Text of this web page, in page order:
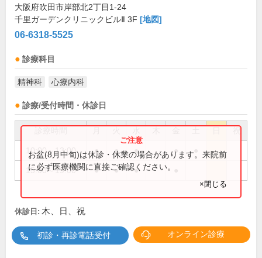
大阪府吹田市岸部北2丁目1-24
千里ガーデンクリニックビルⅡ 3F [地図]
06-6318-5525
診療科目
精神科 心療内科
診療/受付時間・休診日
祝
10:00～13:00 ● ● ● ●
15:00～19:00 ● ● ●
お盆(8月中旬)は休診・休業の場合があります。来院前
に必ず医療機関に直接ご確認ください。
×閉じる
休診日: 木、日、祝
初診・再診電話受付 オンライン診療